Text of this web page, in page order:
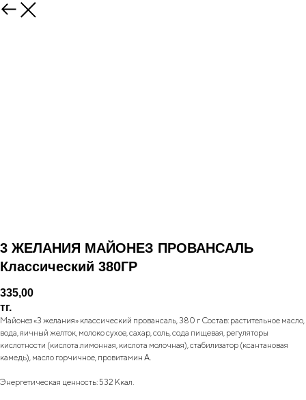
3 ЖЕЛАНИЯ МАЙОНЕЗ ПРОВАНСАЛЬ
Классический 380ГР
335,00
тг.
Майонез «3 желания» классический провансаль, 380 г Состав: растительное масло,
вода, яичный желток, молоко сухое, сахар, соль, сода пищевая, регуляторы
кислотности (кислота лимонная, кислота молочная), стабилизатор (ксантановая
камедь), масло горчичное, провитамин А.
Энергетическая ценность: 532 Ккал.